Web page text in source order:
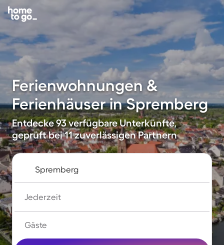
Ferienwohnungen &
Ferienhäuser in Spremberg
Entdecke 93 verfügbare Unterkünfte,
geprüft bei 11 zuverlässigen Partnern
Jederzeit
Gäste